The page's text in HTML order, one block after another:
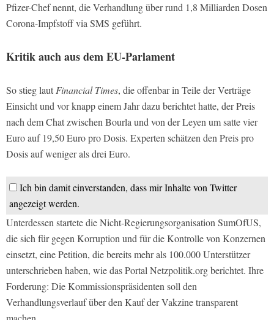
Pfizer-Chef nennt, die Verhandlung über rund 1,8 Milliarden Dosen
Corona-Impfstoff via SMS geführt.
Kritik auch aus dem EU-Parlament
So stieg lautFinancial Times, die offenbar in Teile der Verträge
Einsicht und vor knapp einem Jahr dazu berichtet hatte, der Preis
nach dem Chat zwischen Bourla und von der Leyen um satte vier
Euro auf 19,50 Euro pro Dosis. Experten schätzen den Preis pro
Dosis auf weniger als drei Euro.
Ich bin damit einverstanden, dass mir Inhalte von Twitter
angezeigt werden.
Unterdessen startete die Nicht-Regierungsorganisation SumOfUS,
die sich für gegen Korruption und für die Kontrolle von Konzernen
einsetzt, eine Petition, die bereits mehr als 100.000 Unterstützer
unterschrieben haben, wie das Portal Netzpolitik.org berichtet. Ihre
Forderung: Die Kommissionspräsidenten soll den
Verhandlungsverlauf über den Kauf der Vakzine transparent